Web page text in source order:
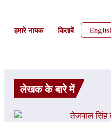
हमारे नायक किताबें
लेखक के बारे में
तेजपाल